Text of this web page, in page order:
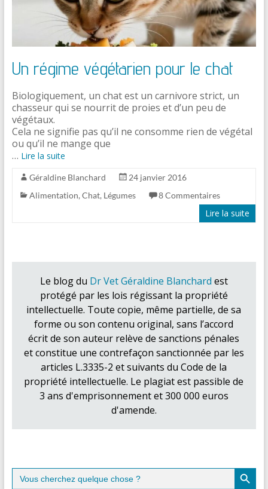
Un régime végétarien pour le chat
Biologiquement, un chat est un carnivore strict, un
chasseur qui se nourrit de proies et d’un peu de
végétaux.
Cela ne signifie pas qu’il ne consomme rien de végétal
ou qu’il ne mange que
… Lire la suite
Géraldine Blanchard
24 janvier 2016
Alimentation, Chat, Légumes 8 Commentaires
Lire la suite
Le blog du Dr Vet Géraldine Blanchard est
protégé par les lois régissant la propriété
intellectuelle. Toute copie, même partielle, de sa
forme ou son contenu original, sans l’accord
écrit de son auteur relève de sanctions pénales
et constitue une contrefaçon sanctionnée par les
articles L.3335-2 et suivants du Code de la
propriété intellectuelle. Le plagiat est passible de
3 ans d'emprisonnement et 300 000 euros
d'amende.
Search
for:
Search Button